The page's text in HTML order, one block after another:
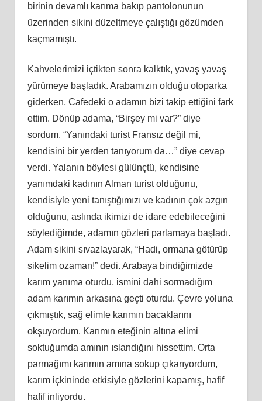
birinin devamlı karıma bakıp pantolonunun
üzerinden sikini düzeltmeye çalıştığı gözümden
kaçmamıştı.
Kahvelerimizi içtikten sonra kalktık, yavaş yavaş
yürümeye başladık. Arabamızın olduğu otoparka
giderken, Cafedeki o adamın bizi takip ettiğini fark
ettim. Dönüp adama, “Birşey mi var?” diye
sordum. “Yanındaki turist Fransız değil mi,
kendisini bir yerden tanıyorum da…” diye cevap
verdi. Yalanın böylesi gülünçtü, kendisine
yanımdaki kadının Alman turist olduğunu,
kendisiyle yeni tanıştığımızı ve kadının çok azgın
olduğunu, aslında ikimizi de idare edebileceğini
söylediğimde, adamın gözleri parlamaya başladı.
Adam sikini sıvazlayarak, “Hadi, ormana götürüp
sikelim ozaman!” dedi. Arabaya bindiğimizde
karım yanıma oturdu, ismini dahi sormadığım
adam karımın arkasına geçti oturdu. Çevre yoluna
çıkmıştık, sağ elimle karımın bacaklarını
okşuyordum. Karımın eteğinin altına elimi
soktuğumda amının ıslandığını hissettim. Orta
parmağımı karımın amına sokup çıkarıyordum,
karım içkininde etkisiyle gözlerini kapamış, hafif
hafif inliyordu.